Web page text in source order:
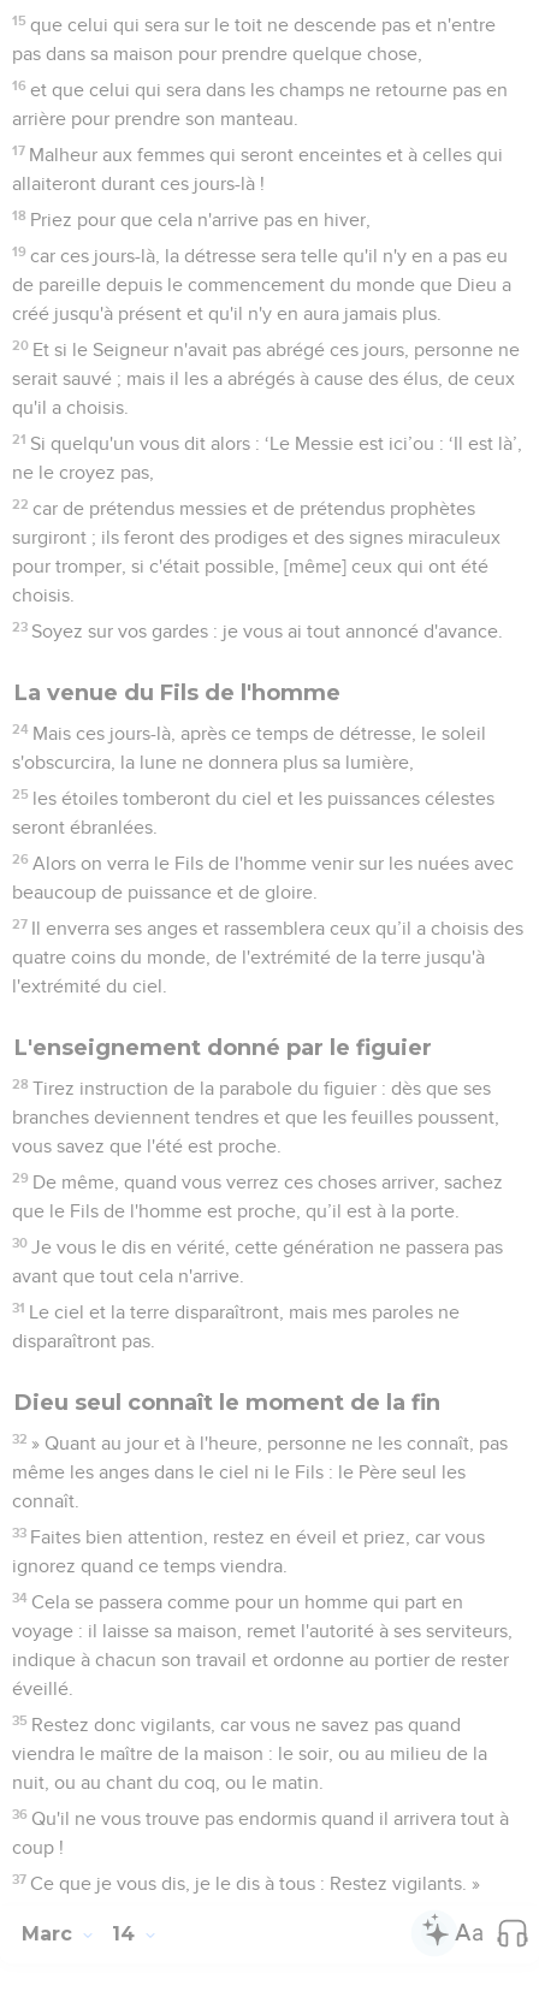
15 que celui qui sera sur le toit ne descende pas et n'entre
pas dans sa maison pour prendre quelque chose,
16 et que celui qui sera dans les champs ne retourne pas en
arrière pour prendre son manteau.
17 Malheur aux femmes qui seront enceintes et à celles qui
allaiteront durant ces jours-là !
18 Priez pour que cela n'arrive pas en hiver,
19 car ces jours-là, la détresse sera telle qu'il n'y en a pas eu
de pareille depuis le commencement du monde que Dieu a
créé jusqu'à présent et qu'il n'y en aura jamais plus.
20 Et si le Seigneur n'avait pas abrégé ces jours, personne ne
serait sauvé ; mais il les a abrégés à cause des élus, de ceux
qu'il a choisis.
21 Si quelqu'un vous dit alors : ‘Le Messie est ici’ou : ‘Il est là’,
ne le croyez pas,
22 car de prétendus messies et de prétendus prophètes
surgiront ; ils feront des prodiges et des signes miraculeux
pour tromper, si c'était possible, [même] ceux qui ont été
choisis.
23 Soyez sur vos gardes : je vous ai tout annoncé d'avance.
La venue du Fils de l'homme
24 Mais ces jours-là, après ce temps de détresse, le soleil
s'obscurcira, la lune ne donnera plus sa lumière,
25 les étoiles tomberont du ciel et les puissances célestes
seront ébranlées.
26 Alors on verra le Fils de l'homme venir sur les nuées avec
beaucoup de puissance et de gloire.
27 Il enverra ses anges et rassemblera ceux qu’il a choisis des
quatre coins du monde, de l'extrémité de la terre jusqu'à
l'extrémité du ciel.
L'enseignement donné par le figuier
28 Tirez instruction de la parabole du figuier : dès que ses
branches deviennent tendres et que les feuilles poussent,
vous savez que l'été est proche.
29 De même, quand vous verrez ces choses arriver, sachez
que le Fils de l'homme est proche, qu’il est à la porte.
30 Je vous le dis en vérité, cette génération ne passera pas
avant que tout cela n'arrive.
31 Le ciel et la terre disparaîtront, mais mes paroles ne
disparaîtront pas.
Dieu seul connaît le moment de la fin
32 » Quant au jour et à l'heure, personne ne les connaît, pas
même les anges dans le ciel ni le Fils : le Père seul les
connaît.
33 Faites bien attention, restez en éveil et priez, car vous
ignorez quand ce temps viendra.
34 Cela se passera comme pour un homme qui part en
voyage : il laisse sa maison, remet l'autorité à ses serviteurs,
indique à chacun son travail et ordonne au portier de rester
éveillé.
35 Restez donc vigilants, car vous ne savez pas quand
viendra le maître de la maison : le soir, ou au milieu de la
nuit, ou au chant du coq, ou le matin.
36 Qu'il ne vous trouve pas endormis quand il arrivera tout à
coup !
37 Ce que je vous dis, je le dis à tous : Restez vigilants. »
Marc 14